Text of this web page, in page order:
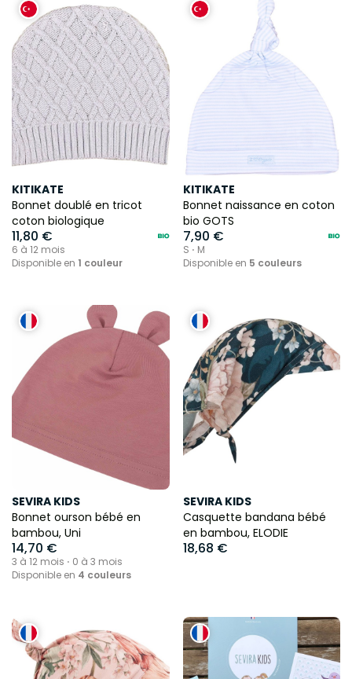
KITIKATE
Bonnet doublé en tricot
coton biologique
11,80 €
6 à 12 mois
Disponible en 1 couleur
KITIKATE
Bonnet naissance en coton
bio GOTS
7,90 €
S ⋅ M
Disponible en 5 couleurs
SEVIRA KIDS
Bonnet ourson bébé en
bambou, Uni
14,70 €
3 à 12 mois ⋅ 0 à 3 mois
Disponible en 4 couleurs
SEVIRA KIDS
Casquette bandana bébé
en bambou, ELODIE
18,68 €